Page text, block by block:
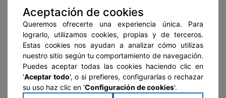
Suscribirse
GUÍA DEL ADULTO MAYOR
Aceptación de cookies
Queremos ofrecerte una experiencia única. Para
lograrlo, utilizamos cookies, propias y de terceros.
Estas cookies nos ayudan a analizar cómo utilizas
nuestro sitio según tu comportamiento de navegación.
Puedes aceptar todas las cookies haciendo clic en
'Aceptar todo', o si prefieres, configurarlas o rechazar
su uso haz clic en 'Configuración de cookies'.